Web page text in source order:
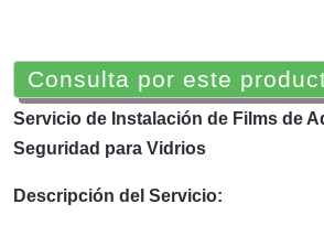
Consulta por este
Servicio de Instalación de Films de
Seguridad para Vidrios
Descripción del Servicio: